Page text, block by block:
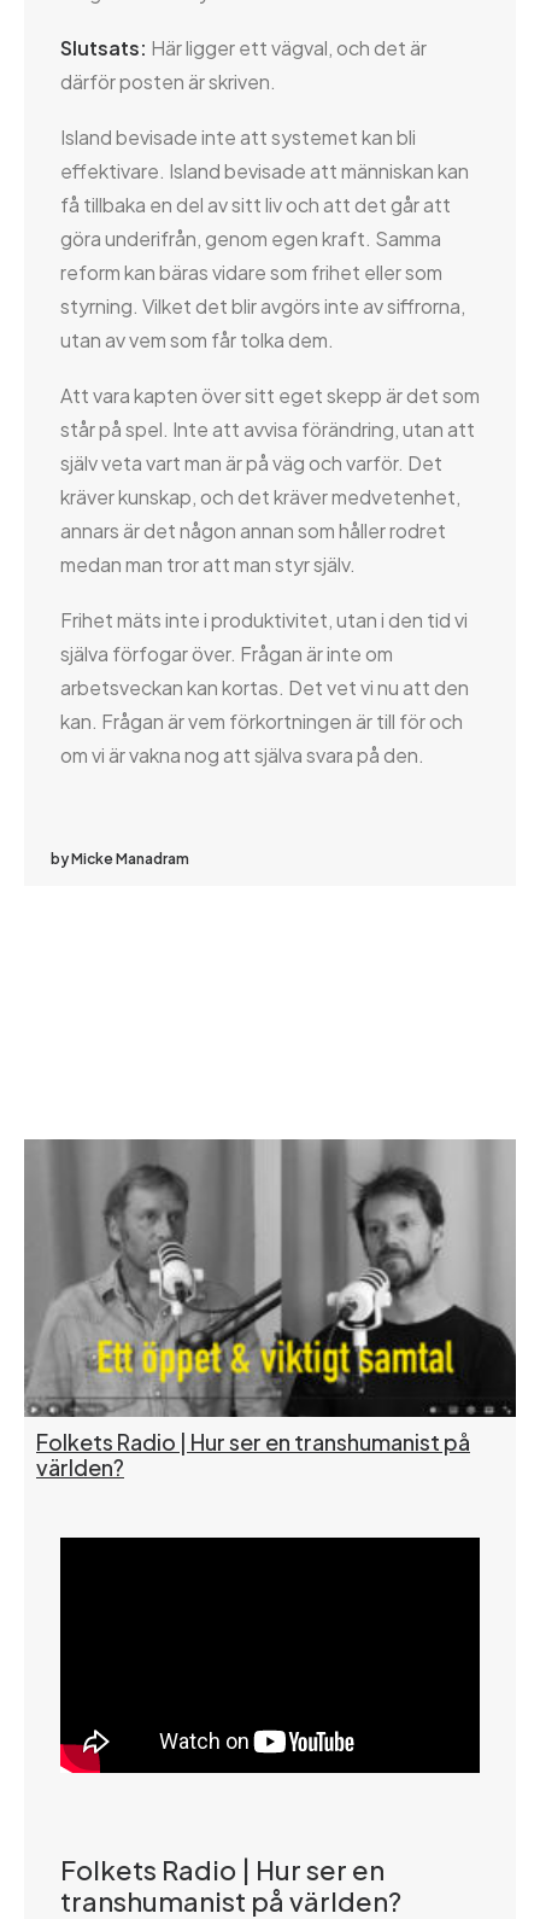
Slutsats: Här ligger ett vägval, och det är
därför posten är skriven.
Island bevisade inte att systemet kan bli
effektivare. Island bevisade att människan kan
få tillbaka en del av sitt liv och att det går att
göra underifrån, genom egen kraft. Samma
reform kan bäras vidare som frihet eller som
styrning. Vilket det blir avgörs inte av siffrorna,
utan av vem som får tolka dem.
Att vara kapten över sitt eget skepp är det som
står på spel. Inte att avvisa förändring, utan att
själv veta vart man är på väg och varför. Det
kräver kunskap, och det kräver medvetenhet,
annars är det någon annan som håller rodret
medan man tror att man styr själv.
Frihet mäts inte i produktivitet, utan i den tid vi
själva förfogar över. Frågan är inte om
arbetsveckan kan kortas. Det vet vi nu att den
kan. Frågan är vem förkortningen är till för och
om vi är vakna nog att själva svara på den.
by Micke Manadram
Folkets Radio | Hur ser en transhumanist på
världen?
Folkets Radio | Hur ser en
transhumanist på världen?